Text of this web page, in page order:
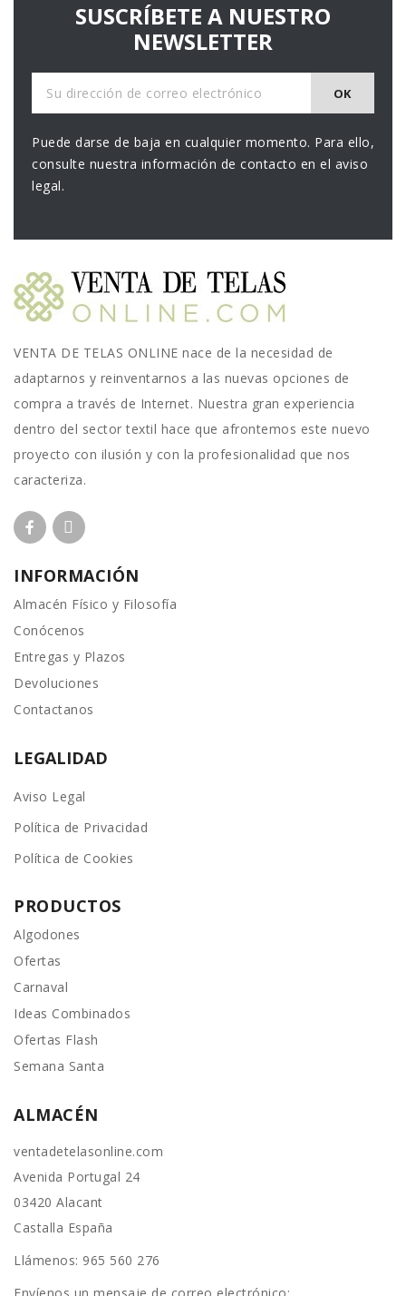
SUSCRÍBETE A NUESTRO
NEWSLETTER
Puede darse de baja en cualquier momento. Para ello,
consulte nuestra información de contacto en el aviso
legal.
VENTA DE TELAS ONLINE nace de la necesidad de
adaptarnos y reinventarnos a las nuevas opciones de
compra a través de Internet. Nuestra gran experiencia
dentro del sector textil hace que afrontemos este nuevo
proyecto con ilusión y con la profesionalidad que nos
caracteriza.
INFORMACIÓN
Almacén Físico y Filosofía
Conócenos
Entregas y Plazos
Devoluciones
Contactanos
LEGALIDAD
Aviso Legal
Política de Privacidad
Política de Cookies
PRODUCTOS
Algodones
Ofertas
Carnaval
Ideas Combinados
Ofertas Flash
Semana Santa
ALMACÉN
ventadetelasonline.com
Avenida Portugal 24
03420 Alacant
Castalla España
Llámenos: 965 560 276